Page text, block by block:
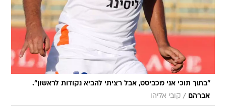
"בתוך תוכי אני מכביסט, אבל רציתי להביא נקודות לראשון".
אברהם
/ קובי אליהו